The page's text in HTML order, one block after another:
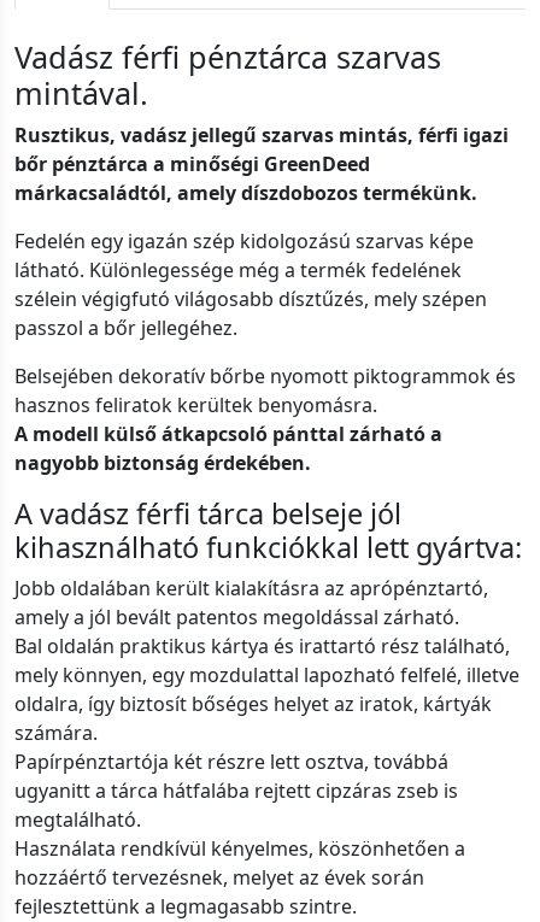
Vadász férfi pénztárca szarvas
mintával.
Rusztikus, vadász jellegű szarvas mintás, férfi igazi
bőr pénztárca a minőségi GreenDeed
márkacsaládtól, amely díszdobozos termékünk.
Fedelén egy igazán szép kidolgozású szarvas képe
látható. Különlegessége még a termék fedelének
szélein végigfutó világosabb dísztűzés, mely szépen
passzol a bőr jellegéhez.
Belsejében dekoratív bőrbe nyomott piktogrammok és
hasznos feliratok kerültek benyomásra.
A modell külső átkapcsoló pánttal zárható a
nagyobb biztonság érdekében.
A vadász férfi tárca belseje jól
kihasználható funkciókkal lett gyártva:
Jobb oldalában került kialakításra az aprópénztartó,
amely a jól bevált patentos megoldással zárható.
Bal oldalán praktikus kártya és irattartó rész található,
mely könnyen, egy mozdulattal lapozható felfelé, illetve
oldalra, így biztosít bőséges helyet az iratok, kártyák
számára.
Papírpénztartója két részre lett osztva, továbbá
ugyanitt a tárca hátfalába rejtett cipzáras zseb is
megtalálható.
Használata rendkívül kényelmes, köszönhetően a
hozzáértő tervezésnek, melyet az évek során
fejlesztettünk a legmagasabb szintre.